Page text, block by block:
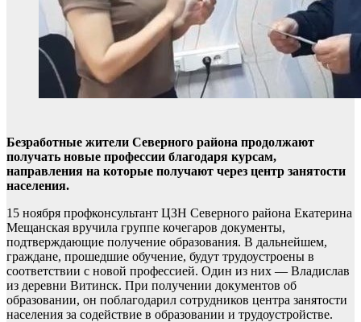
Безработные жители Северного района продолжают
получать новые профессии благодаря курсам,
направления на которые получают через центр занятости
населения.
15 ноября профконсультант ЦЗН Северного района Екатерина
Мещанская вручила группе кочегаров документы,
подтверждающие получение образования. В дальнейшем,
граждане, прошедшие обучение, будут трудоустроены в
соответствии с новой профессией. Один из них — Владислав
из деревни Витинск. При получении документов об
образовании, он поблагодарил сотрудников центра занятости
населения за содействие в образовании и трудоустройстве.